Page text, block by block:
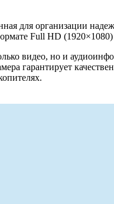
для организации
Full HD
видео, но и
гарантирует